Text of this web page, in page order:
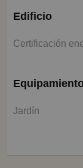
Edificio
Certificación
Jardín